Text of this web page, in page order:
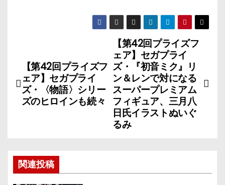
稿
ナ
ビ
ー
シ
【第42回プライズフ
ェア】セガプライ
ズ・『初音ミク』リ
ン＆レンで対になる
スーパープレミアム
フィギュア、三月八
日氏イラストぬいぐ
るみ
【第42回プライズフ
ェア】セガプライ
ズ・〈物語〉シリー
ズのヒロインも続々
関連投稿